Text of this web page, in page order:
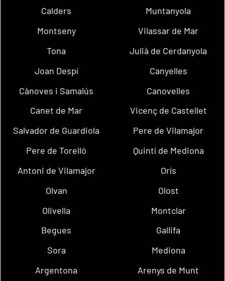
Calders
Muntanyola
Montseny
Vilassar de Mar
Tona
Julià de Cerdanyola
Joan Despí
Canyelles
Cànoves i Samalús
Canovelles
Canet de Mar
Vicenç de Castellet
Salvador de Guardiola
Pere de Vilamajor
Pere de Torelló
Quintí de Mediona
Antoni de Vilamajor
Orís
Olvan
Olost
Olivella
Montclar
Begues
Gallifa
Sora
Mediona
Argentona
Arenys de Munt